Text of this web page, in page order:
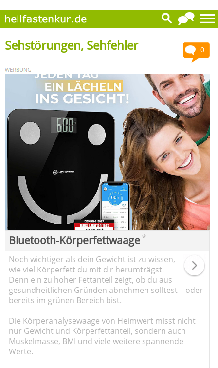
0
Sehstörungen, Sehfehler
Bluetooth-Körperfettwaage*
Noch wichtiger als dein Gewicht ist zu wissen,
wie viel Körperfett du mit dir herumträgst.
Denn ein zu hoher Fettanteil zeigt, ob du aus
gesundheitlichen Gründen abnehmen solltest – oder
bereits im grünen Bereich bist.
Die Körperanalysewaage von Heimwert misst nicht
nur Gewicht und Körperfettanteil, sondern auch
Muskelmasse, BMI und viele weitere spannende
Werte.